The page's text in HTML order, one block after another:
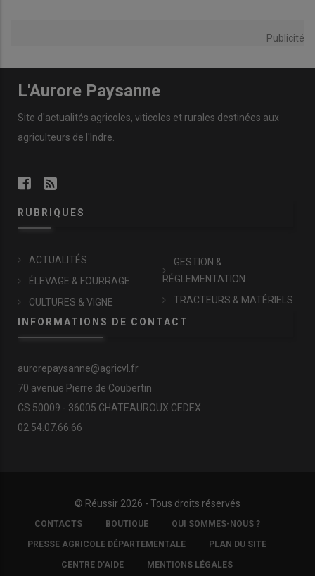
Publicité
L'Aurore Paysanne
Site d'actualités agricoles, viticoles et rurales destinées aux
agriculteurs de l'Indre.
RUBRIQUES
ACTUALITÉS
ÉLEVAGE & FOURRAGE
CULTURES & VIGNE
GESTION &
RÉGLEMENTATION
TRACTEURS & MATÉRIELS
INFORMATIONS DE CONTACT
aurorepaysanne@agricvl.fr
70 avenue Pierre de Coubertin
CS 50009 - 36005 CHATEAUROUX CEDEX
02.54.07.66.66
© Réussir 2026 - Tous droits réservés
FOOTER
COPYRIGHT
CONTACTS BOUTIQUE QUI SOMMES-NOUS ?
PRESSE AGRICOLE DÉPARTEMENTALE PLAN DU SITE
CENTRE D'AIDE MENTIONS LÉGALES